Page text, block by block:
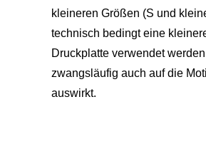
kleineren Größen (S und
technisch bedingt eine
Druckplatte verwendet
zwangsläufig auch auf die
auswirkt.